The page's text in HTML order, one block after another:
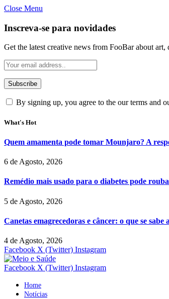
Close Menu
Inscreva-se para novidades
Get the latest creative news from FooBar about art,
By signing up, you agree to the our terms and
What's Hot
Quem amamenta pode tomar Mounjaro? A
6 de Agosto, 2026
Remédio mais usado para o diabetes pode
5 de Agosto, 2026
Canetas emagrecedoras e câncer: o que se sabe
4 de Agosto, 2026
Facebook X (Twitter) Instagram
Facebook X (Twitter) Instagram
Home
Notícias